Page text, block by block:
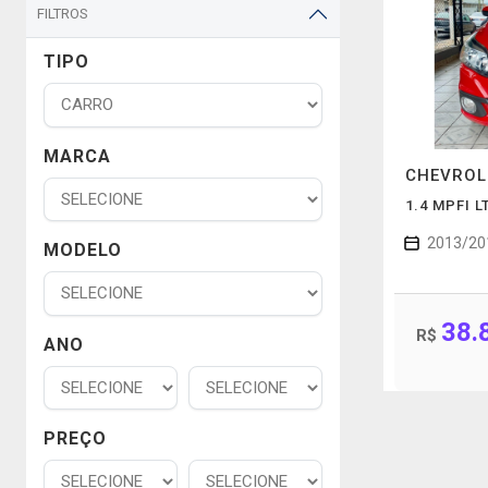
FILTROS
TIPO
MARCA
MODELO
ANO
PREÇO
1.4 MPFI
2013/
R$